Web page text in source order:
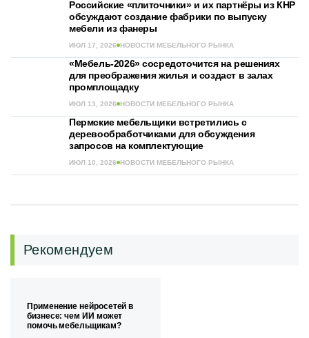
Российские «плиточники» и их партнёры из КНР
обсуждают создание фабрики по выпуску
мебели из фанеры
ИЮЛ 17, 2026 НОВОСТИ МЕБЕЛЬНОГО РЫНКА
«Мебель-2026» сосредоточится на решениях
для преображения жилья и создаст в залах
промплощадку
ИЮЛ 13, 2026 НОВОСТИ МЕБЕЛЬНОГО РЫНКА
Пермские мебельщики встретились с
деревообработчиками для обсуждения
запросов на комплектующие
ИЮЛ 10, 2026 НОВОСТИ МЕБЕЛЬНОГО РЫНКА
Рекомендуем
Применение нейросетей в
бизнесе: чем ИИ может
помочь мебельщикам?